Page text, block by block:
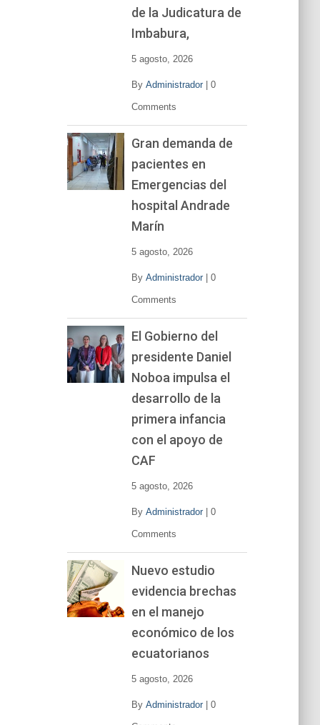
de la Judicatura de
Imbabura,
5 agosto, 2026
By Administrador| 0
Comments
Gran demanda de
pacientes en
Emergencias del
hospital Andrade
Marín
5 agosto, 2026
By Administrador| 0
Comments
El Gobierno del
presidente Daniel
Noboa impulsa el
desarrollo de la
primera infancia
con el apoyo de
CAF
5 agosto, 2026
By Administrador| 0
Comments
Nuevo estudio
evidencia brechas
en el manejo
económico de los
ecuatorianos
5 agosto, 2026
By Administrador| 0